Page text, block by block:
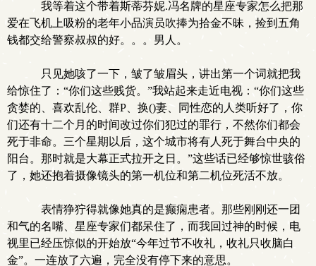
我等着这个带着斯蒂芬妮.冯名牌的星座专家怎么把那
爱在飞机上吸粉的老年小品演员吹捧为拾金不昧，捡到五角
钱都交给警察叔叔的好。。。男人。
只见她咳了一下，皱了皱眉头，讲出第一个词就把我
给惊住了：“你们这些贱货。”我站起来走近电视：“你们这些
贪婪的、喜欢乱伦、群P、换()妻、同性恋的人类听好了，你
们还有十二个月的时间改过你们犯过的罪行，不然你们都会
死于非命。三个星期以后，这个城市将有人死于舞台中央的
阳台。那时就是大幕正式拉开之日。”这些话已经够惊世骇俗
了，她还抱着摄像镜头的第一机位和第二机位死活不放。
表情狰狞得就像她真的是癫痫患者。那些刚刚还一团
和气的名嘴、星座专家们都呆住了，而我回过神的时候，电
视里已经压惊似的开始放“今年过节不收礼，收礼只收脑白
金”。一连放了六遍，完全没有停下来的意思。